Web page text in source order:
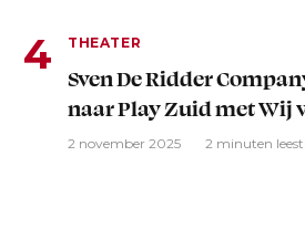
THEATER
Sven De Ridder
naar Play Zuid met Wij
2 november 2025 2 minuten